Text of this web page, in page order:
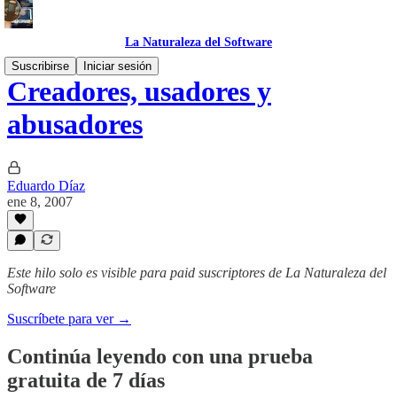
La Naturaleza del Software
Suscribirse
Iniciar sesión
Creadores, usadores y
abusadores
Eduardo Díaz
ene 8, 2007
Este hilo solo es visible para paid suscriptores de La Naturaleza del
Software
Suscríbete para ver →
Continúa leyendo con una prueba
gratuita de 7 días